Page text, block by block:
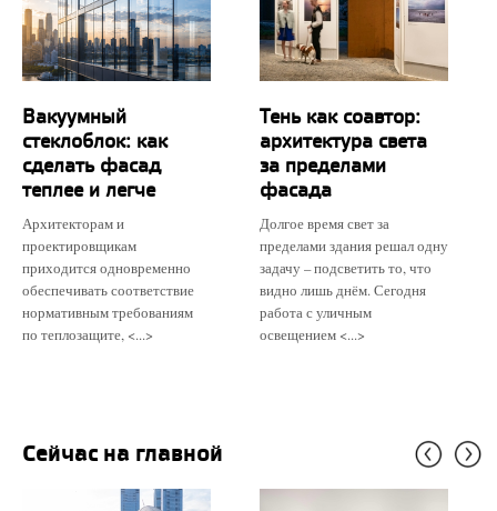
Вакуумный
стеклоблок: как
сделать фасад
теплее и легче
Архитекторам и
проектировщикам
приходится одновременно
обеспечивать соответствие
нормативным требованиям
по теплозащите, <...>
Тень как соавтор:
архитектура света
за пределами
фасада
Долгое время свет за
пределами здания решал одну
задачу – подсветить то, что
видно лишь днём. Сегодня
работа с уличным
освещением <...>
Сейчас на главной